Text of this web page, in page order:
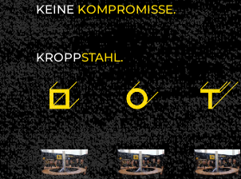
KEINEKOMPROMISSE.
KROPPSTAHL.